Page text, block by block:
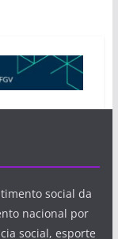
social da
nacional por
social, esporte